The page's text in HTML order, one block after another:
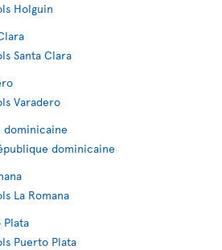
Holguin
Santa Clara
Varadero
dominicaine
dominicaine
La Romana
Plata
Puerto Plata